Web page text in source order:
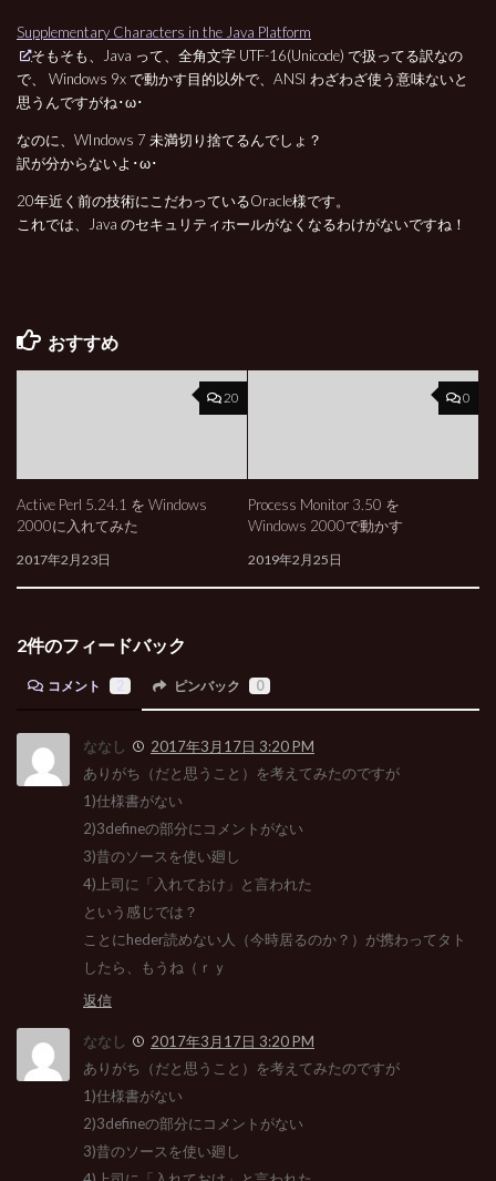
Supplementary Characters in the Java Platform
そもそも、Java って、全角文字 UTF-16(Unicode) で扱ってる訳なの
で、 Windows 9x で動かす目的以外で、ANSI わざわざ使う意味ないと
思うんですがね･ω･
なのに、WIndows 7 未満切り捨てるんでしょ？
訳が分からないよ･ω･
20年近く前の技術にこだわっているOracle様です。
これでは、Java のセキュリティホールがなくなるわけがないですね！
おすすめ
20
Active Perl 5.24.1 を Windows
2000に入れてみた
2017年2月23日
0
Process Monitor 3.50 を
Windows 2000で動かす
2019年2月25日
2件のフィードバック
コメント ピンバック 0
ななし
2017年3月17日 3:20 PM
ありがち（だと思うこと）を考えてみたのですが
1)仕様書がない
2)3defineの部分にコメントがない
3)昔のソースを使い廻し
4)上司に「入れておけ」と言われた
という感じでは？
ことにheder読めない人（今時居るのか？）が携わってタト
したら、もうね（ｒｙ
返信
ななし
2017年3月17日 3:20 PM
ありがち（だと思うこと）を考えてみたのですが
1)仕様書がない
2)3defineの部分にコメントがない
3)昔のソースを使い廻し